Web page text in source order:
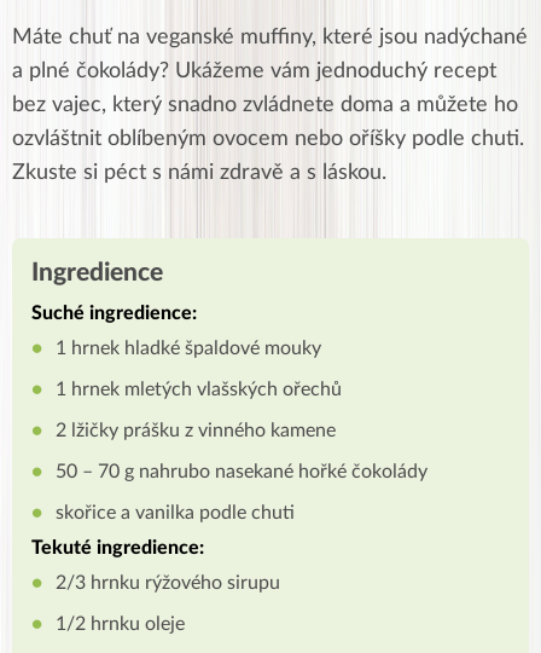
Máte chuť na veganské muffiny, které jsou nadýchané
a plné čokolády? Ukážeme vám jednoduchý recept
bez vajec, který snadno zvládnete doma a můžete ho
ozvláštnit oblíbeným ovocem nebo oříšky podle chuti.
Zkuste si péct s námi zdravě a s láskou.
Ingredience
Suché ingredience:
1 hrnek hladké špaldové mouky
1 hrnek mletých vlašských ořechů
2 lžičky prášku z vinného kamene
50 – 70 g nahrubo nasekané hořké čokolády
skořice a vanilka podle chuti
Tekuté ingredience:
2/3 hrnku rýžového sirupu
1/2 hrnku oleje